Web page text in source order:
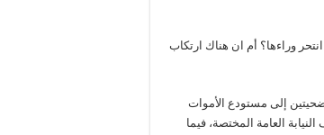
وراءها؟ أم ان هناك ارتكاب
إلى مستودع الأموات
العامة المختصة، فيما